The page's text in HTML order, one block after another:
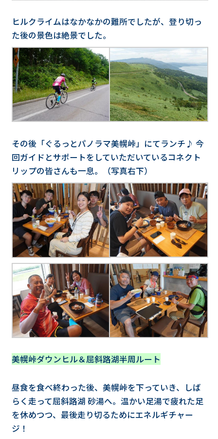
ヒルクライムはなかなかの難所でしたが、登り切っ
た後の景色は絶景でした。
その後「ぐるっとパノラマ美幌峠」にてランチ♪ 今
回ガイドとサポートをしていただいているコネクト
リップの皆さんも一息。（写真右下）
美幌峠ダウンヒル＆屈斜路湖半周ルート
昼食を食べ終わった後、美幌峠を下っていき、しば
らく走って屈斜路湖 砂湯へ。温かい足湯で疲れた足
を休めつつ、最後走り切るためにエネルギチャー
ジ！